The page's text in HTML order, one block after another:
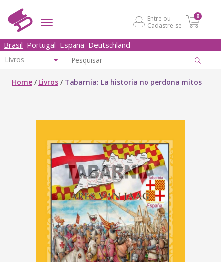
Entre ou
Cadastre-se
0
Brasil Portugal España Deutschland
Home / Livros / Tabarnia: La historia no perdona mitos